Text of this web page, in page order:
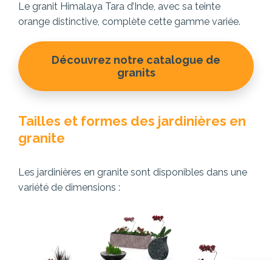
Le granit Himalaya Tara d’Inde, avec sa teinte
orange distinctive, complète cette gamme variée.
Découvrez notre catalogue de
granits
Tailles et formes des jardinières en
granite
Les jardinières en granite sont disponibles dans une
variété de dimensions :